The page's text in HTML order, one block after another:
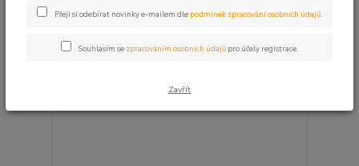
Výrobce: Lovec pokladu
strana z 1
Přeji si odebírat novinky e-mailem dle podmínek zpracování osobních údajů.
Souhlasím se zpracováním osobních údajů pro účely registrace.
Zavřít